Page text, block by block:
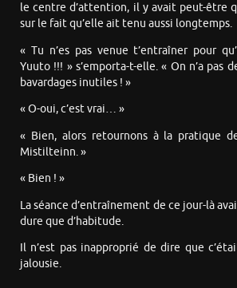
le centre d’attention, il y avait peut-être
sur le fait qu’elle ait tenu aussi longtemps.
« Tu n’es pas venue t’entraîner pour
Yuuto !!! » s’emporta-t-elle. « On n’a pas
bavardages inutiles ! »
« O-oui, c’est vrai… »
« Bien, alors retournons à la pratique
Mistilteinn. »
« Bien ! »
La séance d’entraînement de ce jour-là
dure que d’habitude.
Il n’est pas inapproprié de dire que
jalousie.